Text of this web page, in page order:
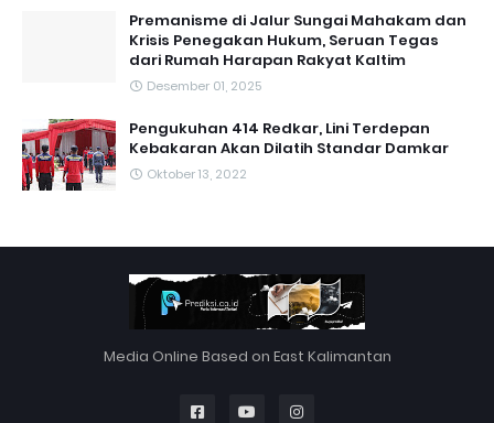
Premanisme di Jalur Sungai Mahakam dan
Krisis Penegakan Hukum, Seruan Tegas
dari Rumah Harapan Rakyat Kaltim
Desember 01, 2025
Pengukuhan 414 Redkar, Lini Terdepan
Kebakaran Akan Dilatih Standar Damkar
Oktober 13, 2022
Media Online Based on East Kalimantan